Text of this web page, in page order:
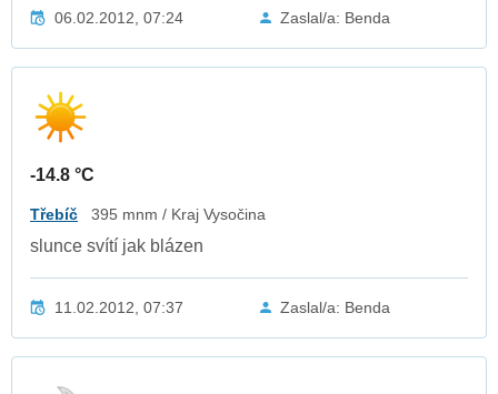
06.02.2012, 07:24 Zaslal/a: Benda
-14.8 °C
Třebíč 395 mnm / Kraj Vysočina
slunce svítí jak blázen
11.02.2012, 07:37 Zaslal/a: Benda